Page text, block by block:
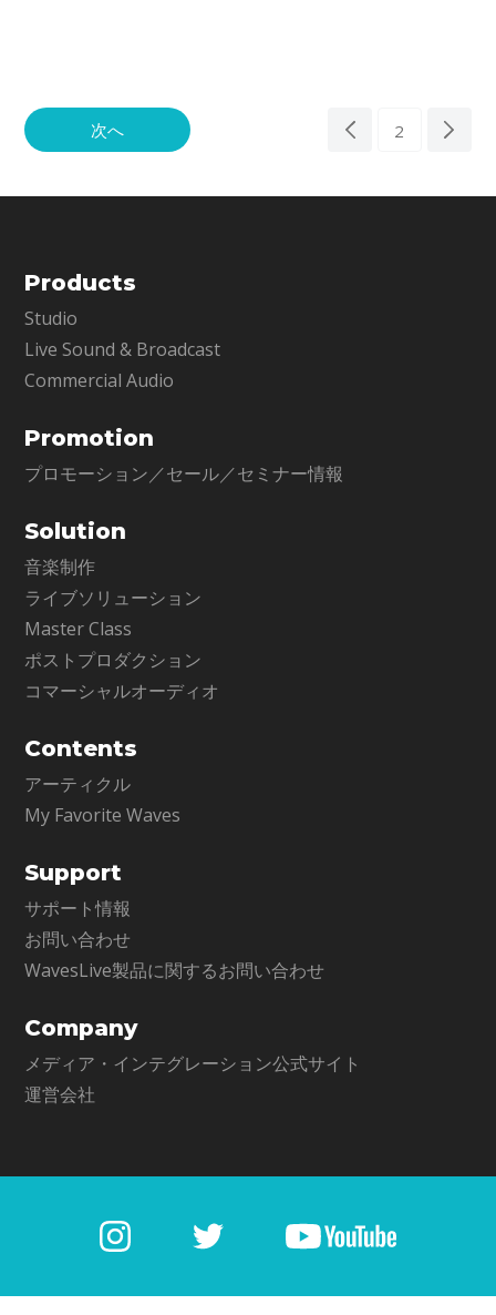
次へ 2
Products
Studio
Live Sound & Broadcast
Commercial Audio
Promotion
プロモーション／セール／セミナー情報
Solution
音楽制作
ライブソリューション
Master Class
ポストプロダクション
コマーシャルオーディオ
Contents
アーティクル
My Favorite Waves
Support
サポート情報
お問い合わせ
WavesLive製品に関するお問い合わせ
Company
メディア・インテグレーション公式サイト
運営会社